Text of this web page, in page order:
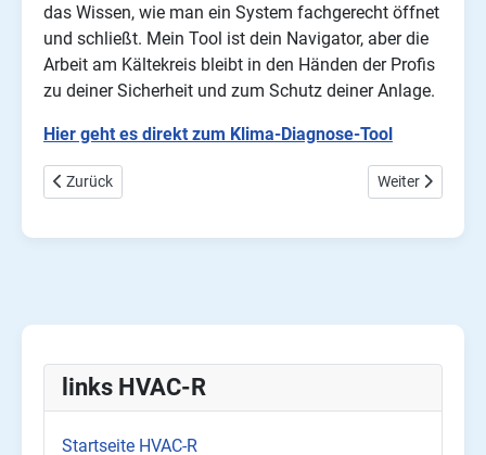
links HVAC-R
Startseite HVAC-R
das Wissen, wie man ein System fachgerecht öffnet
und schließt. Mein Tool ist dein Navigator, aber die
Arbeit am Kältekreis bleibt in den Händen der Profis
zu deiner Sicherheit und zum Schutz deiner Anlage.
Hier geht es direkt zum Klima-Diagnose-Tool
Vorheriger Beitrag: Luftmengen- & Volumenstrom online
Zurück Nächster
Weiter